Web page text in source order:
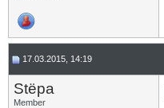
17.03.2015, 14:19
Stёpa
Member